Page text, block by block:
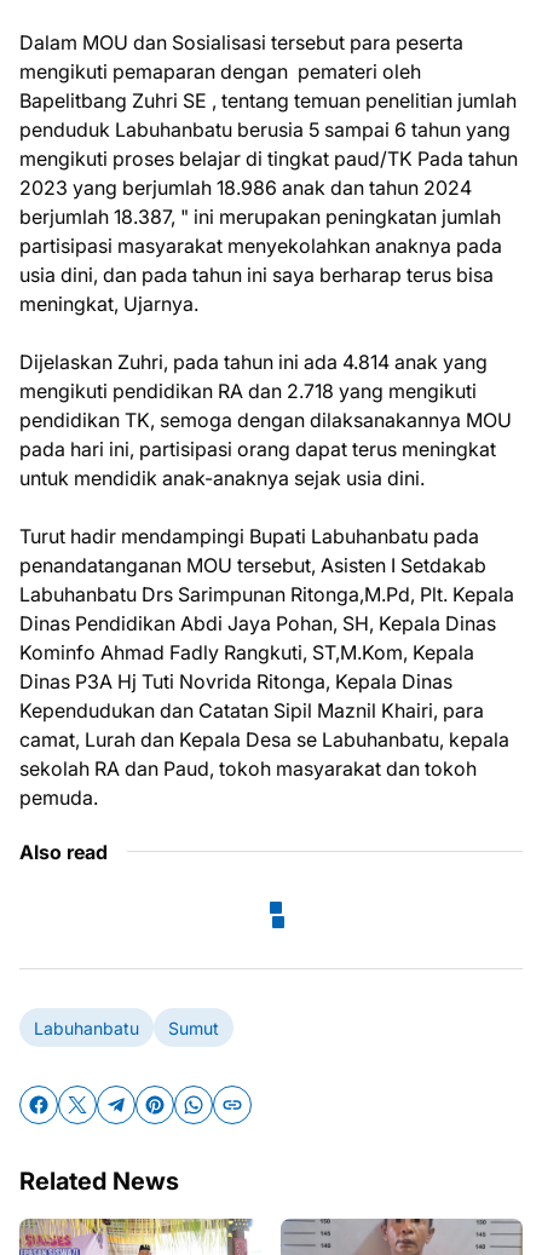
Dalam MOU dan Sosialisasi tersebut para peserta
mengikuti pemaparan dengan pemateri oleh
Bapelitbang Zuhri SE , tentang temuan penelitian jumlah
penduduk Labuhanbatu berusia 5 sampai 6 tahun yang
mengikuti proses belajar di tingkat paud/TK Pada tahun
2023 yang berjumlah 18.986 anak dan tahun 2024
berjumlah 18.387, " ini merupakan peningkatan jumlah
partisipasi masyarakat menyekolahkan anaknya pada
usia dini, dan pada tahun ini saya berharap terus bisa
meningkat, Ujarnya.
Dijelaskan Zuhri, pada tahun ini ada 4.814 anak yang
mengikuti pendidikan RA dan 2.718 yang mengikuti
pendidikan TK, semoga dengan dilaksanakannya MOU
pada hari ini, partisipasi orang dapat terus meningkat
untuk mendidik anak-anaknya sejak usia dini.
Turut hadir mendampingi Bupati Labuhanbatu pada
penandatanganan MOU tersebut, Asisten I Setdakab
Labuhanbatu Drs Sarimpunan Ritonga,M.Pd, Plt. Kepala
Dinas Pendidikan Abdi Jaya Pohan, SH, Kepala Dinas
Kominfo Ahmad Fadly Rangkuti, ST,M.Kom, Kepala
Dinas P3A Hj Tuti Novrida Ritonga, Kepala Dinas
Kependudukan dan Catatan Sipil Maznil Khairi, para
camat, Lurah dan Kepala Desa se Labuhanbatu, kepala
sekolah RA dan Paud, tokoh masyarakat dan tokoh
pemuda.
Also read
Labuhanbatu Sumut
Related News